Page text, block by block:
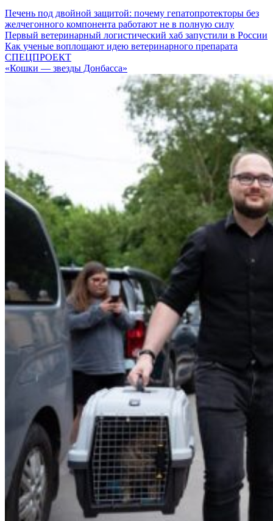
Печень под двойной защитой: почему гепатопротекторы без
желчегонного компонента работают не в полную силу
Первый ветеринарный логистический хаб запустили в России
Как ученые воплощают идею ветеринарного препарата
СПЕЦПРОЕКТ
«Кошки — звезды Донбасса»